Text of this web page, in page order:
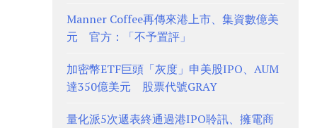
Manner Coffee再傳來港上市、集資數億美
元 官方：「不予置評」
加密幣ETF巨頭「灰度」申美股IPO、AUM
達350億美元 股票代號GRAY
量化派5次遞表終通過港IPO聆訊、擁電商